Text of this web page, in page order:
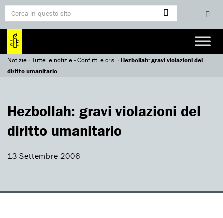
Notizie»Tutte le notizie»Conflitti e crisi »Hezbollah: gravi violazioni del
diritto umanitario
Hezbollah: gravi violazioni del
diritto umanitario
13 Settembre 2006